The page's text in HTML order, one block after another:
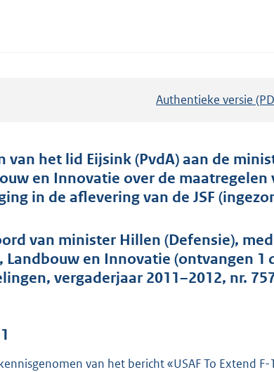
Authentieke versie
van het lid Eijsink (PvdA) aan de
en Innovatie over de
in de aflevering van de JSF
van minister Hillen (Defensie),
Landbouw en Innovatie (ontvangen 1
vergaderjaar 2011–2012, nr.
van het bericht «USAF To Extend F-